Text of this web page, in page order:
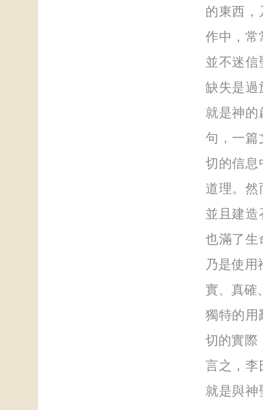
的東西，
作中，常
並不迷信
缺失是過
就是神的
句，一篇
切的信息
道理。然
並且建造
也滿了生
乃是使用
實、真確
獨特的用
切的實際
言之，
就是與神